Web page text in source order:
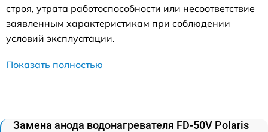
строя, утрата работоспособности или несоответствие
заявленным характеристикам при соблюдении
условий эксплуатации.
Показать полностью
Замена анода водонагревателя FD-50V Polaris